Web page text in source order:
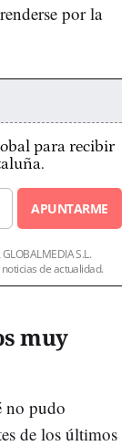
por la
para recibir
APUNTARME
S.L.
de actualidad.
muy
no pudo
de los últimos